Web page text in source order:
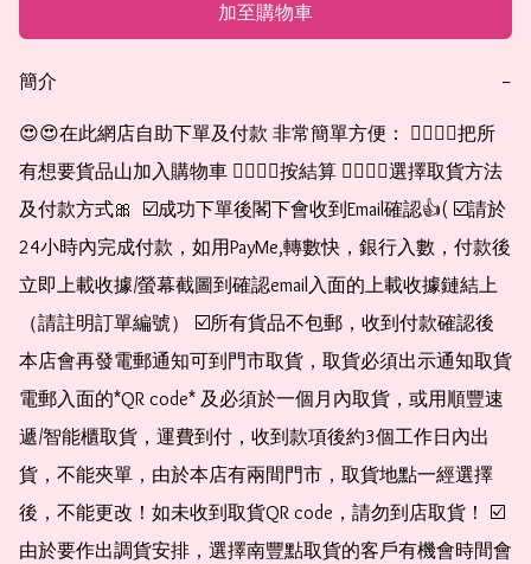
加至購物車
簡介 −
😍😍在此網店自助下單及付款 非常簡單方便： 👉🏻👉🏻把所
有想要貨品山加入購物車 👉🏻👉🏻按結算 👉🏻👉🏻選擇取貨方法
及付款方式🎀  ☑️成功下單後閣下會收到Email確認👍( ☑️請於
24小時內完成付款，如用PayMe,轉數快，銀行入數，付款後
立即上載收據/螢幕截圖到確認email入面的上載收據鏈結上
（請註明訂單編號） ☑️所有貨品不包郵，收到付款確認後
本店會再發電郵通知可到門市取貨，取貨必須出示通知取貨
電郵入面的*QR code* 及必須於一個月內取貨，或用順豐速
遞/智能櫃取貨，運費到付，收到款項後約3個工作日內出
貨，不能夾單，由於本店有兩間門市，取貨地點一經選擇
後，不能更改！如未收到取貨QR code，請勿到店取貨！ ☑️
由於要作出調貨安排，選擇南豐點取貨的客戶有機會時間會